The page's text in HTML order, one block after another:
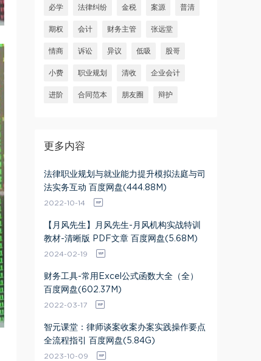
必学 法律纠纷 金税 案源 普清
期权 会计 财务主管 张远堂
情商 诉讼 异议 低吸 股哥
小费 职业规划 清收 企业会计
进阶 合同范本 朋友圈 辩护
更多内容
法律职业规划与就业能力提升模拟法庭与司
法实务互动 百度网盘(444.88M)
2022-10-14
【月风先生】月风先生-月风机构实战特训
教材-清晰版 PDF文章 百度网盘(5.68M)
2024-02-19
财务工具-常用Excel公式函数大全（全）
百度网盘(602.37M)
2022-03-17
智元课堂：律师谈案收案办案实践操作要点
全流程指引 百度网盘(5.84G)
2023-10-09